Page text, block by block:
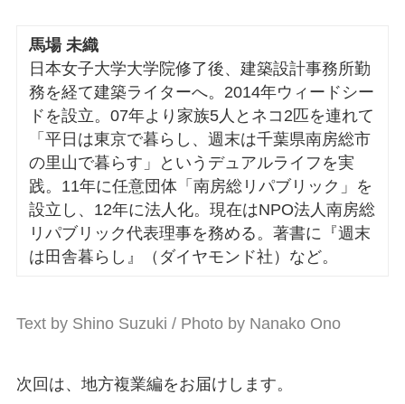
馬場 未織
日本女子大学大学院修了後、建築設計事務所勤
務を経て建築ライターへ。2014年ウィードシー
ドを設立。07年より家族5人とネコ2匹を連れて
「平日は東京で暮らし、週末は千葉県南房総市
の里山で暮らす」というデュアルライフを実
践。11年に任意団体「南房総リパブリック」を
設立し、12年に法人化。現在はNPO法人南房総
リパブリック代表理事を務める。著書に『週末
は田舎暮らし』（ダイヤモンド社）など。
Text by Shino Suzuki / Photo by Nanako Ono
次回は、地方複業編をお届けします。